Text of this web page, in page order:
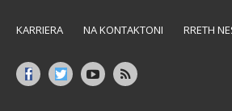
KARRIERA NA KONTAKTONI RRETH